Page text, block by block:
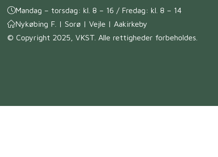
Mandag – torsdag: kl. 8 – 16 / Fredag: kl. 8 – 14
Nykøbing F. | Sorø | Vejle | Aakirkeby
© Copyright 2025, VKST. Alle rettigheder forbeholdes.